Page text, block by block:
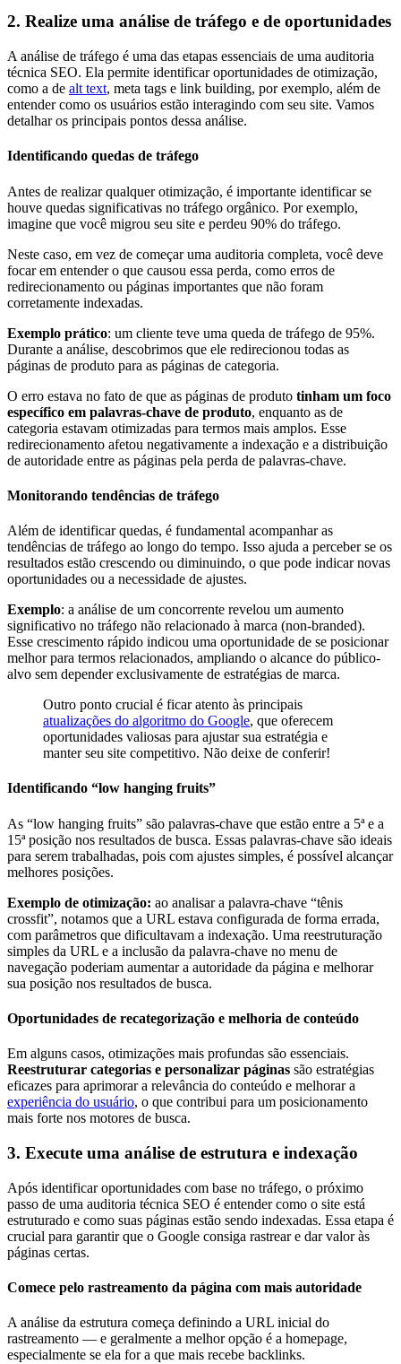
2. Realize uma análise de tráfego e de oportunidades
A análise de tráfego é uma das etapas essenciais de uma auditoria
técnica SEO. Ela permite identificar oportunidades de otimização,
como a de alt text, meta tags e link building, por exemplo, além de
entender como os usuários estão interagindo com seu site. Vamos
detalhar os principais pontos dessa análise.
Identificando quedas de tráfego
Antes de realizar qualquer otimização, é importante identificar se
houve quedas significativas no tráfego orgânico. Por exemplo,
imagine que você migrou seu site e perdeu 90% do tráfego.
Neste caso, em vez de começar uma auditoria completa, você deve
focar em entender o que causou essa perda, como erros de
redirecionamento ou páginas importantes que não foram
corretamente indexadas.
Exemplo prático: um cliente teve uma queda de tráfego de 95%.
Durante a análise, descobrimos que ele redirecionou todas as
páginas de produto para as páginas de categoria.
O erro estava no fato de que as páginas de produto tinham um foco
específico em palavras-chave de produto, enquanto as de
categoria estavam otimizadas para termos mais amplos. Esse
redirecionamento afetou negativamente a indexação e a distribuição
de autoridade entre as páginas pela perda de palavras-chave.
Monitorando tendências de tráfego
Além de identificar quedas, é fundamental acompanhar as
tendências de tráfego ao longo do tempo. Isso ajuda a perceber se os
resultados estão crescendo ou diminuindo, o que pode indicar novas
oportunidades ou a necessidade de ajustes.
Exemplo: a análise de um concorrente revelou um aumento
significativo no tráfego não relacionado à marca (non-branded).
Esse crescimento rápido indicou uma oportunidade de se posicionar
melhor para termos relacionados, ampliando o alcance do público-
alvo sem depender exclusivamente de estratégias de marca.
Outro ponto crucial é ficar atento às principais
atualizações do algoritmo do Google, que oferecem
oportunidades valiosas para ajustar sua estratégia e
manter seu site competitivo. Não deixe de conferir!
Identificando “low hanging fruits”
As “low hanging fruits” são palavras-chave que estão entre a 5ª e a
15ª posição nos resultados de busca. Essas palavras-chave são ideais
para serem trabalhadas, pois com ajustes simples, é possível alcançar
melhores posições.
Exemplo de otimização: ao analisar a palavra-chave “tênis
crossfit”, notamos que a URL estava configurada de forma errada,
com parâmetros que dificultavam a indexação. Uma reestruturação
simples da URL e a inclusão da palavra-chave no menu de
navegação poderiam aumentar a autoridade da página e melhorar
sua posição nos resultados de busca.
Oportunidades de recategorização e melhoria de conteúdo
Em alguns casos, otimizações mais profundas são essenciais.
Reestruturar categorias e personalizar páginas são estratégias
eficazes para aprimorar a relevância do conteúdo e melhorar a
experiência do usuário, o que contribui para um posicionamento
mais forte nos motores de busca.
3. Execute uma análise de estrutura e indexação
Após identificar oportunidades com base no tráfego, o próximo
passo de uma auditoria técnica SEO é entender como o site está
estruturado e como suas páginas estão sendo indexadas. Essa etapa é
crucial para garantir que o Google consiga rastrear e dar valor às
páginas certas.
Comece pelo rastreamento da página com mais autoridade
A análise da estrutura começa definindo a URL inicial do
rastreamento — e geralmente a melhor opção é a homepage,
especialmente se ela for a que mais recebe backlinks.